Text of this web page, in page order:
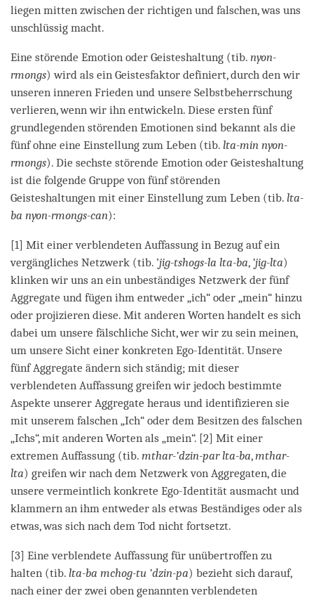
liegen mitten zwischen der richtigen und falschen, was uns
unschlüssig macht.
Eine störende Emotion oder Geisteshaltung (tib. nyon-
rmongs) wird als ein Geistesfaktor definiert, durch den wir
unseren inneren Frieden und unsere Selbstbeherrschung
verlieren, wenn wir ihn entwickeln. Diese ersten fünf
grundlegenden störenden Emotionen sind bekannt als die
fünf ohne eine Einstellung zum Leben (tib. lta-min nyon-
rmongs). Die sechste störende Emotion oder Geisteshaltung
ist die folgende Gruppe von fünf störenden
Geisteshaltungen mit einer Einstellung zum Leben (tib. lta-
ba nyon-rmongs-can):
[1] Mit einer verblendeten Auffassung in Bezug auf ein
vergängliches Netzwerk (tib. ’jig-tshogs-la lta-ba, ’jig-lta)
klinken wir uns an ein unbeständiges Netzwerk der fünf
Aggregate und fügen ihm entweder „ich“ oder „mein“ hinzu
oder projizieren diese. Mit anderen Worten handelt es sich
dabei um unsere fälschliche Sicht, wer wir zu sein meinen,
um unsere Sicht einer konkreten Ego-Identität. Unsere
fünf Aggregate ändern sich ständig; mit dieser
verblendeten Auffassung greifen wir jedoch bestimmte
Aspekte unserer Aggregate heraus und identifizieren sie
mit unserem falschen „Ich“ oder dem Besitzen des falschen
„Ichs“, mit anderen Worten als „mein“. [2] Mit einer
extremen Auffassung (tib. mthar-’dzin-par lta-ba,mthar-
lta) greifen wir nach dem Netzwerk von Aggregaten, die
unsere vermeintlich konkrete Ego-Identität ausmacht und
klammern an ihm entweder als etwas Beständiges oder als
etwas, was sich nach dem Tod nicht fortsetzt.
[3] Eine verblendete Auffassung für unübertroffen zu
halten (tib. lta-ba mchog-tu ’dzin-pa) bezieht sich darauf,
nach einer der zwei oben genannten verblendeten